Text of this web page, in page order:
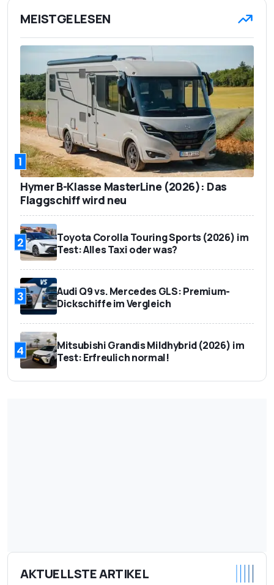
MEISTGELESEN
1
Hymer B-Klasse MasterLine (2026): Das
Flaggschiff wird neu
2
Toyota Corolla Touring Sports (2026) im
Test: Alles Taxi oder was?
3
Audi Q9 vs. Mercedes GLS: Premium-
Dickschiffe im Vergleich
4
Mitsubishi Grandis Mildhybrid (2026) im
Test: Erfreulich normal!
AKTUELLSTE ARTIKEL